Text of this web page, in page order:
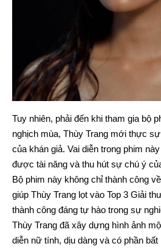
Tuy nhiên, phải đến khi tham gia bộ
nghịch mùa, Thùy Trang mới thực
của khán giả. Vai diễn trong phim
được tài năng và thu hút sự chú ý
Bộ phim này không chỉ thành công
giúp Thùy Trang lọt vào Top 3 Giải
thành công đáng tự hào trong sự
Thùy Trang đã xây dựng hình ảnh
diễn nữ tính, dịu dàng và có phần